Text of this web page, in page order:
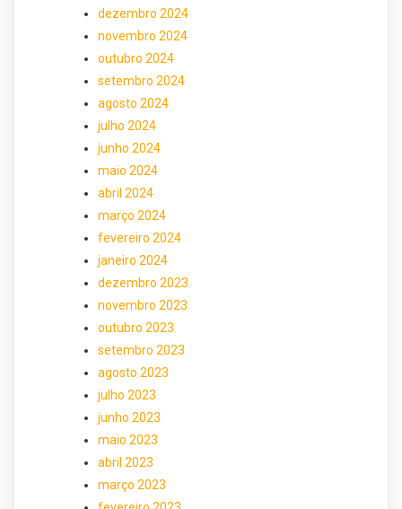
dezembro 2024
novembro 2024
outubro 2024
setembro 2024
agosto 2024
julho 2024
junho 2024
maio 2024
abril 2024
março 2024
fevereiro 2024
janeiro 2024
dezembro 2023
novembro 2023
outubro 2023
setembro 2023
agosto 2023
julho 2023
junho 2023
maio 2023
abril 2023
março 2023